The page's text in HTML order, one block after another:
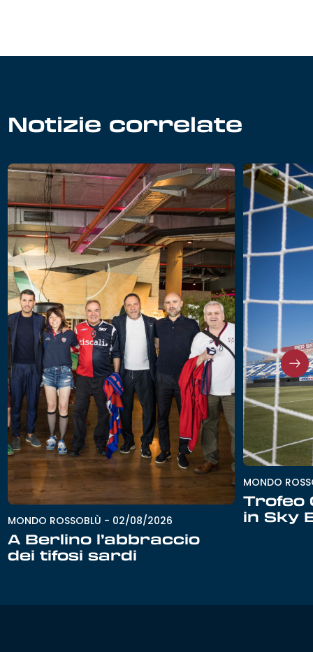
Notizie correlate
MONDO ROSSOBLÙ - 02/08/2026
A Berlino l’abbraccio
dei tifosi sardi
MONDO
Trofeo
in Sky